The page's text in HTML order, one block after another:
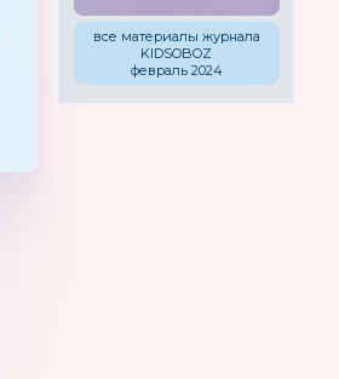
все материалы журнала
KIDSOBOZ
февраль 2024